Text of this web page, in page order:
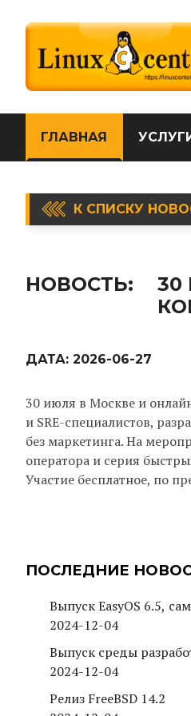
ГЛАВНАЯ
К СПИСКУ
НОВОСТЬ:
ДАТА: 2026-06-27
30 июля в Москве и
и SRE-специалистов,
без маркетинга. На
оператора и серия
Участие бесплатное, по
ПОСЛЕДНИЕ
Выпуск EasyOS 6.5,
2024-12-04
Выпуск среды
2024-12-04
Релиз FreeBSD 14.2